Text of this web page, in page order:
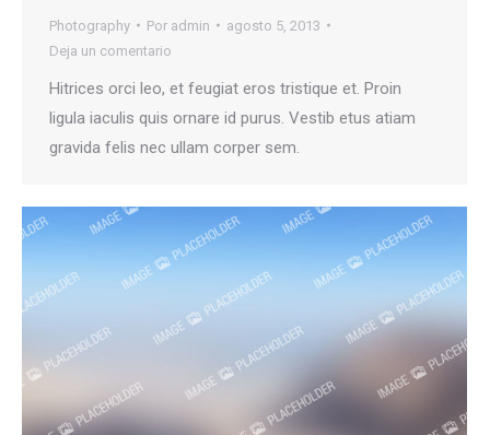
Photography Por admin
agosto 5, 2013
Deja un comentario
Hitrices orci leo, et feugiat eros tristique et. Proin
ligula iaculis quis ornare id purus. Vestib etus atiam
gravida felis nec ullam corper sem.